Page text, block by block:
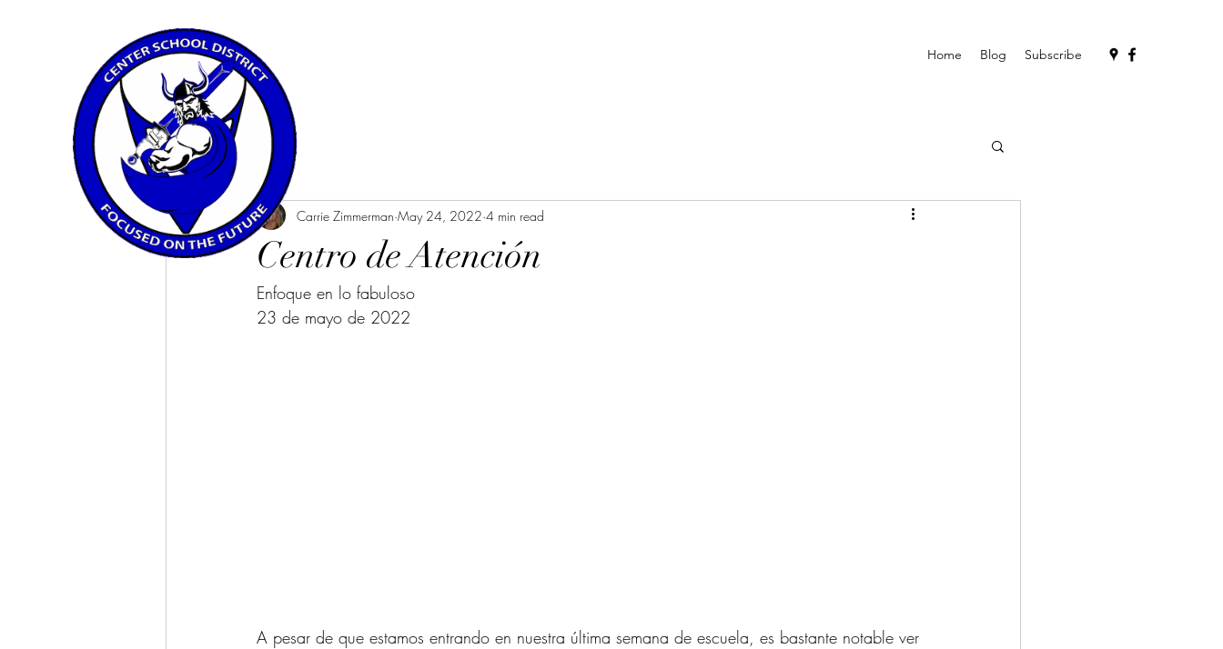
Home Blog Subscribe
All Posts
Centro de Atención
Carrie Zimmerman May 24, 2022 4 min read
Enfoque en lo fabuloso
23 de mayo de 2022
A pesar de que estamos entrando en nuestra última semana de escuela, es bastante notable ver